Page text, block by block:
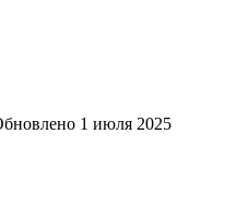
1 июля 2025